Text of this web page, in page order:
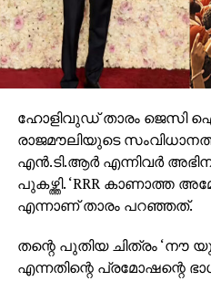
ഹോളിവുഡ് താരം
രാജമൗലിയുടെ
എന്‍.ടി.ആര്‍ എന്നിവര്‍
പുകഴ്ത്തി. ‘RRR കാണാത്ത
എന്നാണ് താരം പറഞ്ഞത്.
തന്റെ പുതിയ ചിത്രം ‘നൗ
എന്നതിന്റെ പ്രമോഷന്റെ